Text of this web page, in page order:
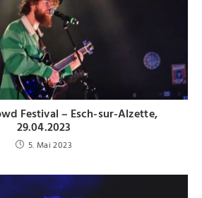
Festival – Esch-sur-Alzette,
29.04.2023
5. Mai 2023